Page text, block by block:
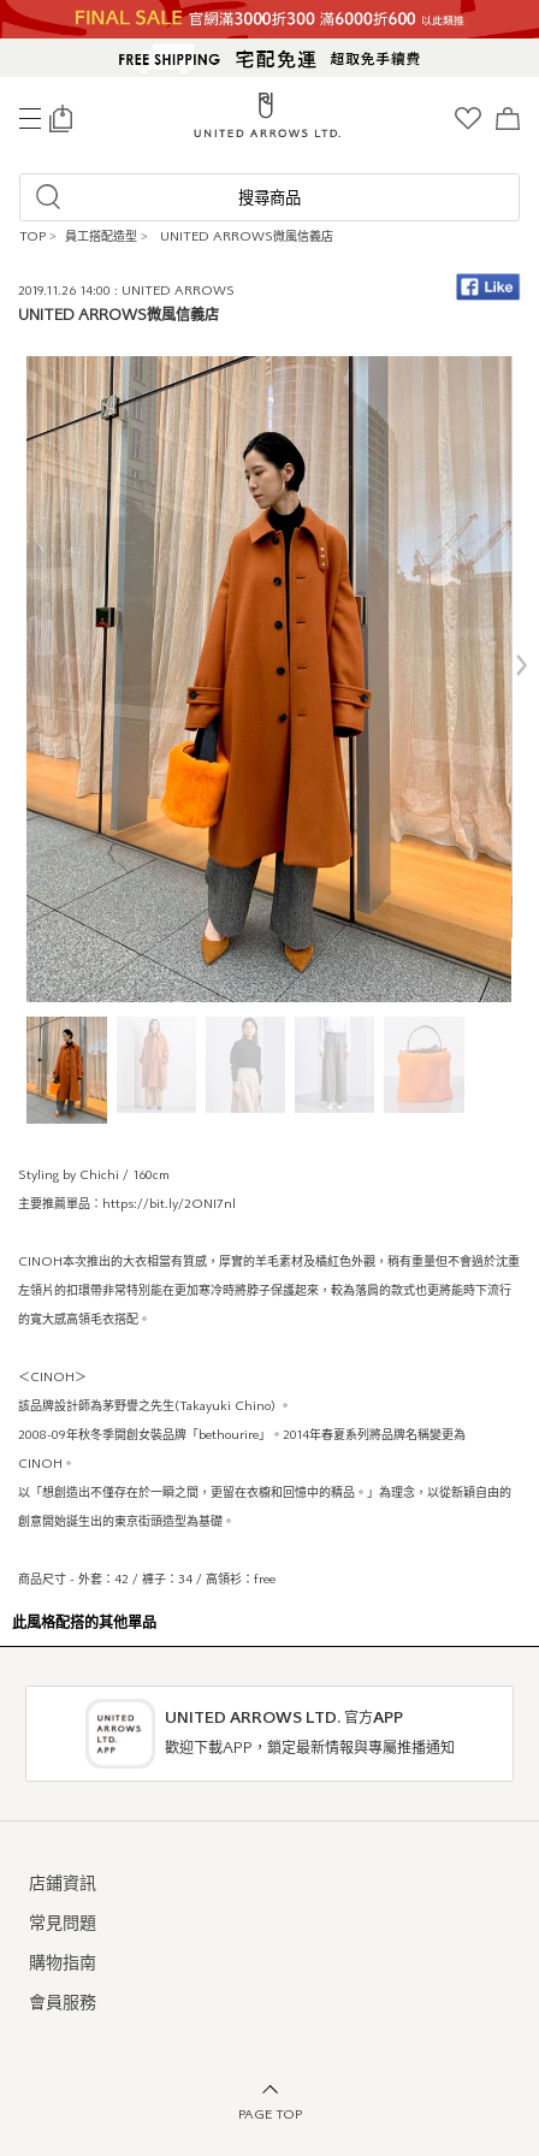
搜尋商品
TOP > 員工搭配造型 > UNITED ARROWS微風信義店
2019.11.26 14:00 : UNITED ARROWS
UNITED ARROWS微風信義店
Styling by Chichi / 160cm
主要推薦單品：https://bit.ly/2ONI7nl
CINOH本次推出的大衣相當有質感，厚實的羊毛素材及橘紅色外觀，稍有重量但不會過於沈重
左領片的扣環帶非常特別能在更加寒冷時將脖子保護起來，較為落肩的款式也更將能時下流行
的寬大感高領毛衣搭配。
＜CINOH＞
該品牌設計師為茅野譽之先生(Takayuki Chino) 。
2008-09年秋冬季開創女裝品牌「bethourire」。2014年春夏系列將品牌名稱變更為
CINOH。
以「想創造出不僅存在於一瞬之間，更留在衣櫥和回憶中的精品。」為理念，以從新穎自由的
創意開始誕生出的東京街頭造型為基礎。
商品尺寸 - 外套：42 / 褲子：34 / 高領衫：free
此風格配搭的其他單品
UNITED ARROWS LTD. 官方APP
歡迎下載APP，鎖定最新情報與專屬推播通知
店鋪資訊
常見問題
購物指南
會員服務
PAGE TOP